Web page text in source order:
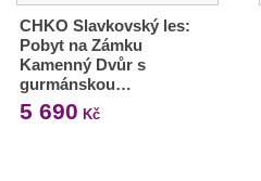
CHKO Slavkovský les:
Pobyt na Zámku
Kamenný Dvůr s
gurmánskou…
5 690 Kč